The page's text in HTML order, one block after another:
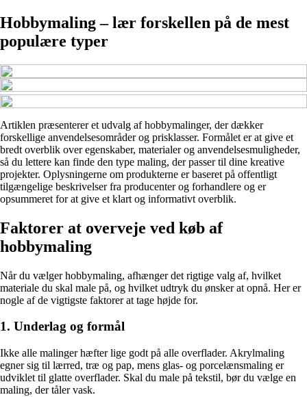
Hobbymaling – lær forskellen på de mest
populære typer
Artiklen præsenterer et udvalg af hobbymalinger, der dækker
forskellige anvendelsesområder og prisklasser. Formålet er at give et
bredt overblik over egenskaber, materialer og anvendelsesmuligheder,
så du lettere kan finde den type maling, der passer til dine kreative
projekter. Oplysningerne om produkterne er baseret på offentligt
tilgængelige beskrivelser fra producenter og forhandlere og er
opsummeret for at give et klart og informativt overblik.
Faktorer at overveje ved køb af
hobbymaling
Når du vælger hobbymaling, afhænger det rigtige valg af, hvilket
materiale du skal male på, og hvilket udtryk du ønsker at opnå. Her er
nogle af de vigtigste faktorer at tage højde for.
1. Underlag og formål
Ikke alle malinger hæfter lige godt på alle overflader. Akrylmaling
egner sig til lærred, træ og pap, mens glas- og porcelænsmaling er
udviklet til glatte overflader. Skal du male på tekstil, bør du vælge en
maling, der tåler vask.